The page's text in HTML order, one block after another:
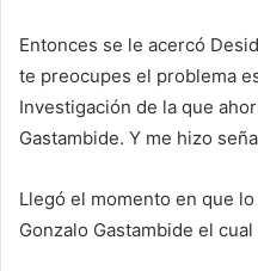
Entonces se le acercó
te preocupes el problema
Investigación de la que
Gastambide. Y me hizo
Llegó el momento en que
Gonzalo Gastambide el